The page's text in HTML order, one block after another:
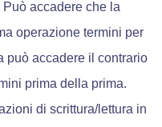
accadere che la
operazione termini per
può accadere il contrario
prima della prima.
di scrittura/lettura in